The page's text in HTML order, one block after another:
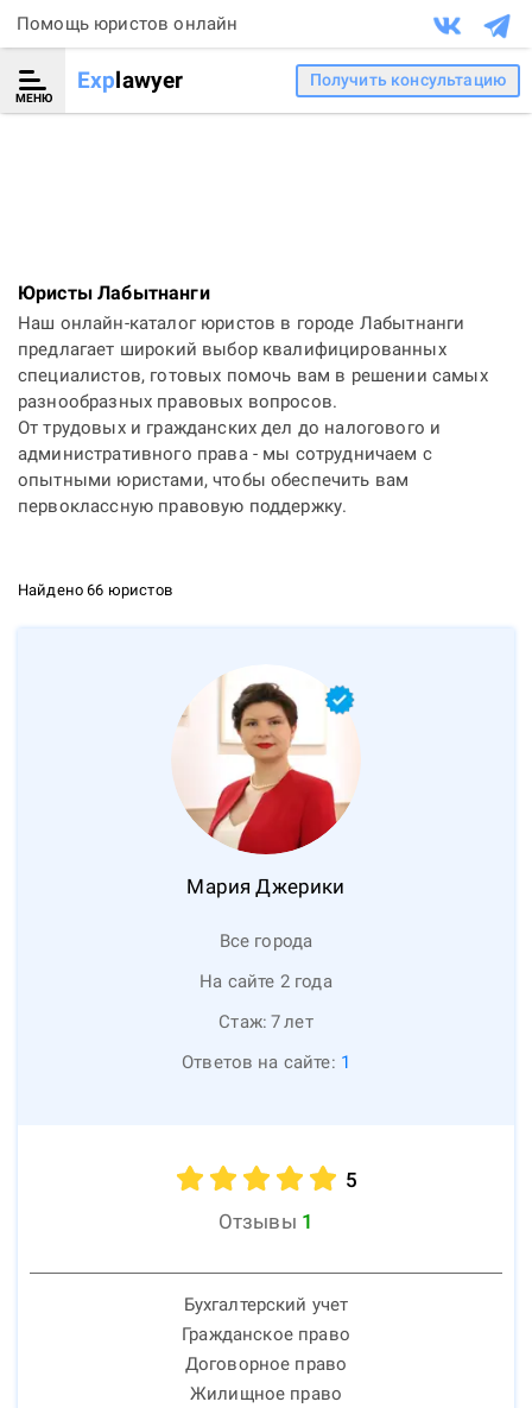
Помощь юристов онлайн
МЕНЮ
Explawyer Получить консультацию
Юристы Лабытнанги
Наш онлайн-каталог юристов в городе Лабытнанги
предлагает широкий выбор квалифицированных
специалистов, готовых помочь вам в решении самых
разнообразных правовых вопросов.
От трудовых и гражданских дел до налогового и
административного права - мы сотрудничаем с
опытными юристами, чтобы обеспечить вам
первоклассную правовую поддержку.
Найдено 66 юристов
Мария Джерики
Все города
На сайте 2 года
Стаж: 7лет
Ответов на сайте: 1
5
Отзывы 1
Бухгалтерский учет
Гражданское право
Договорное право
Жилищное право